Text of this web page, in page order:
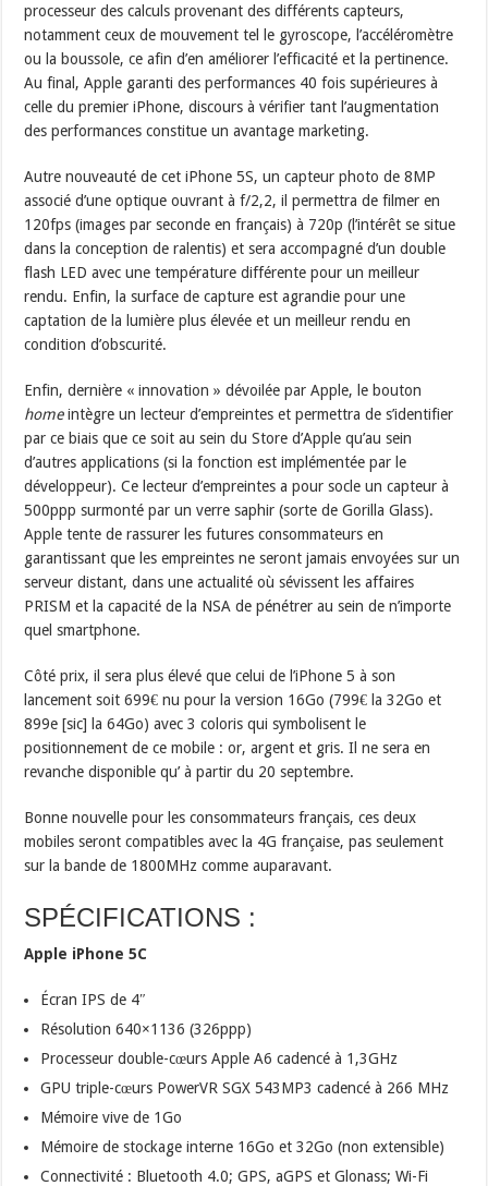
processeur des calculs provenant des différents capteurs,
notamment ceux de mouvement tel le gyroscope, l’accéléromètre
ou la boussole, ce afin d’en améliorer l’efficacité et la pertinence.
Au final, Apple garanti des performances 40 fois supérieures à
celle du premier iPhone, discours à vérifier tant l’augmentation
des performances constitue un avantage marketing.
Autre nouveauté de cet iPhone 5S, un capteur photo de 8MP
associé d’une optique ouvrant à f/2,2, il permettra de filmer en
120fps (images par seconde en français) à 720p (l’intérêt se situe
dans la conception de ralentis) et sera accompagné d’un double
flash LED avec une température différente pour un meilleur
rendu. Enfin, la surface de capture est agrandie pour une
captation de la lumière plus élevée et un meilleur rendu en
condition d’obscurité.
Enfin, dernière « innovation » dévoilée par Apple, le bouton
homeintègre un lecteur d’empreintes et permettra de s’identifier
par ce biais que ce soit au sein du Store d’Apple qu’au sein
d’autres applications (si la fonction est implémentée par le
développeur). Ce lecteur d’empreintes a pour socle un capteur à
500ppp surmonté par un verre saphir (sorte de Gorilla Glass).
Apple tente de rassurer les futures consommateurs en
garantissant que les empreintes ne seront jamais envoyées sur un
serveur distant, dans une actualité où sévissent les affaires
PRISM et la capacité de la NSA de pénétrer au sein de n’importe
quel smartphone.
Côté prix, il sera plus élevé que celui de l’iPhone 5 à son
lancement soit 699€ nu pour la version 16Go (799€ la 32Go et
899e [sic] la 64Go) avec 3 coloris qui symbolisent le
positionnement de ce mobile : or, argent et gris. Il ne sera en
revanche disponible qu’ à partir du 20 septembre.
Bonne nouvelle pour les consommateurs français, ces deux
mobiles seront compatibles avec la 4G française, pas seulement
sur la bande de 1800MHz comme auparavant.
SPÉCIFICATIONS :
Apple iPhone 5C
Écran IPS de 4″
Résolution 640×1136 (326ppp)
Processeur double-cœurs Apple A6 cadencé à 1,3GHz
GPU triple-cœurs PowerVR SGX 543MP3 cadencé à 266 MHz
Mémoire vive de 1Go
Mémoire de stockage interne 16Go et 32Go (non extensible)
Connectivité : Bluetooth 4.0; GPS, aGPS et Glonass; Wi-Fi